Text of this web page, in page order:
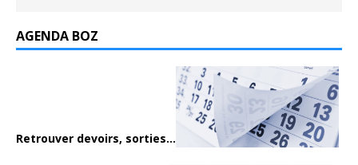
AGENDA BOZ
Retrouver devoirs, sorties...